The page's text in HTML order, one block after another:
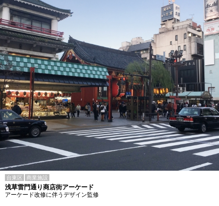
台東区 商業施設
浅草雷門通り商店街アーケード
アーケード改修に伴うデザイン監修